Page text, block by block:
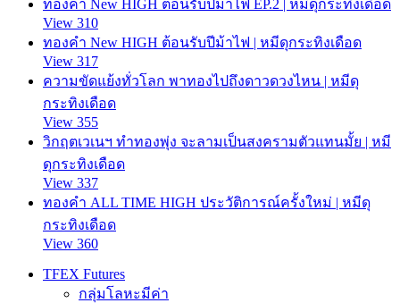
ทองคำ New HIGH ต้อนรับปีม้าไฟ EP.2 | หมีดุกระทิงเดือด
View 310
ทองคำ New HIGH ต้อนรับปีม้าไฟ | หมีดุกระทิงเดือด
View 317
ความขัดแย้งทั่วโลก พาทองไปถึงดาวดวงไหน | หมีดุ
กระทิงเดือด
View 355
วิกฤตเวเนฯ ทำทองพุ่ง จะลามเป็นสงครามตัวแทนมั้ย | หมี
ดุกระทิงเดือด
View 337
ทองคำ ALL TIME HIGH ประวัติการณ์ครั้งใหม่ | หมีดุ
กระทิงเดือด
View 360
TFEX Futures
กลุ่มโลหะมีค่า